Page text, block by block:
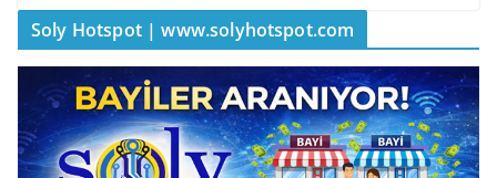
Soly Hotspot | www.solyhotspot.com